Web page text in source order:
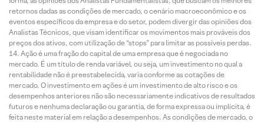
retornos dadas as condições de mercado, o cenário macroeconômico e os
eventos específicos da empresa e do setor, podem divergir das opiniões dos
Analistas Técnicos, que visam identificar os movimentos mais prováveis dos
preços dos ativos, com utilização de “stops” para limitar as possíveis perdas.
Ação é uma fração do capital de uma empresa que é negociada no
mercado. É um título de renda variável, ou seja, um investimento no qual a
rentabilidade não é preestabelecida, varia conforme as cotações de
mercado. O investimento em ações é um investimento de alto risco e os
desempenhos anteriores não são necessariamente indicativos de resultados
futuros e nenhuma declaração ou garantia, de forma expressa ou implícita, é
feita neste material em relação a desempenhos. As condições de mercado, o